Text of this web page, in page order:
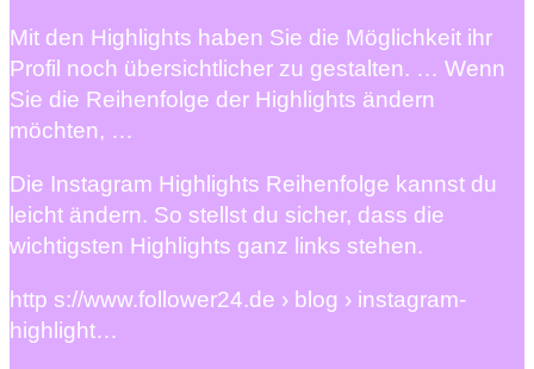
Mit den Highlights haben Sie die Möglichkeit ihr
Profil noch übersichtlicher zu gestalten. … Wenn
Sie die Reihenfolge der Highlights ändern
möchten, …
Die Instagram Highlights Reihenfolge kannst du
leicht ändern. So stellst du sicher, dass die
wichtigsten Highlights ganz links stehen.
http s://www.follower24.de › blog › instagram-
highlight…